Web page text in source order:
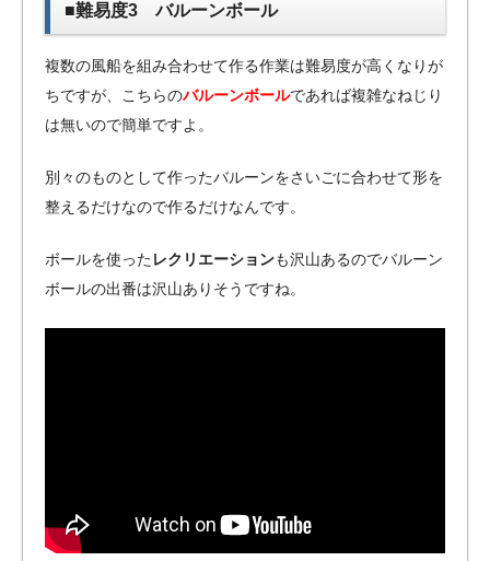
■難易度3 バルーンボール
複数の風船を組み合わせて作る作業は難易度が高くなりが
ちですが、こちらのバルーンボールであれば複雑なねじり
は無いので簡単ですよ。
別々のものとして作ったバルーンをさいごに合わせて形を
整えるだけなので作るだけなんです。
ボールを使ったレクリエーションも沢山あるのでバルーン
ボールの出番は沢山ありそうですね。